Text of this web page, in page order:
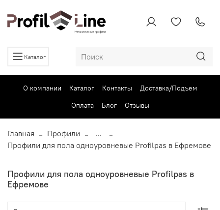
Каталог
О компании Каталог Контакты
Доставка/Подъем
Оплата
Блог Отзывы
Главная Профили
...
Профили для пола одноуровневые Profilpas в Ефремове
Профили для пола одноуровневые Profilpas в
Ефремове